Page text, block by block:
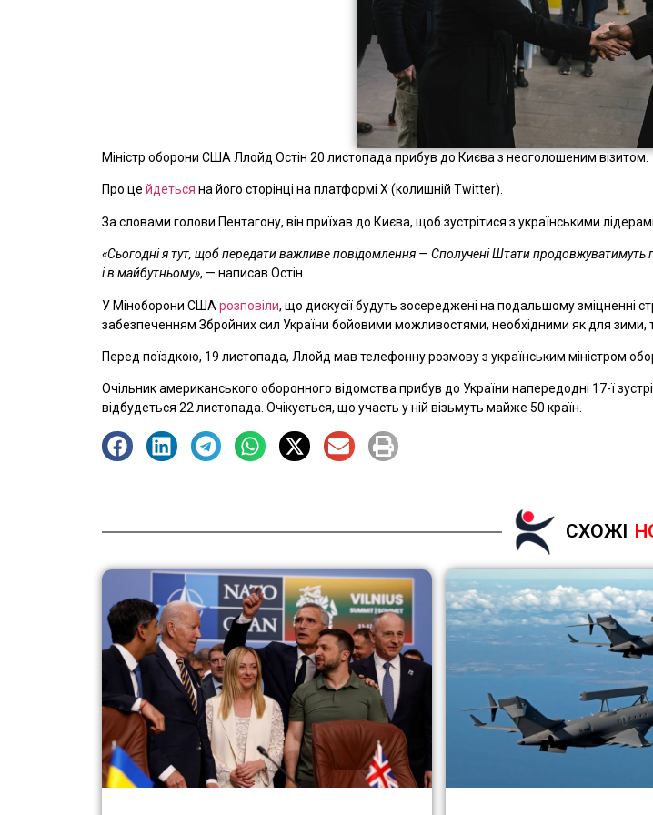
Міністр оборони США Ллойд Остін 20 листопада прибув до Києва з неоголошеним візитом.
Про це йдеться на його сторінці на платформі X (колишній Twitter).
За словами голови Пентагону, він приїхав до Києва, щоб зустрітися з українськими
«Сьогодні я тут, щоб передати важливе повідомлення — Сполучені Штати продовжуватимуть
і в майбутньому», — написав Остін.
У Міноборони США розповіли, що дискусії будуть зосереджені на подальшому зміцненні
забезпеченням Збройних сил України бойовими можливостями, необхідними як для зими,
Перед поїздкою, 19 листопада, Ллойд мав телефонну розмову з українським міністром
Очільник американського оборонного відомства прибув до України напередодні 17-ї
відбудеться 22 листопада. Очікується, що участь у ній візьмуть майже 50 країн.
СХОЖІ